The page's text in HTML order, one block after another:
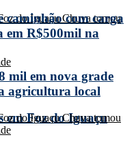
em Foz do Iguaçu
caminhão com carga
em R$500mil na
mil em nova grade
agricultura local